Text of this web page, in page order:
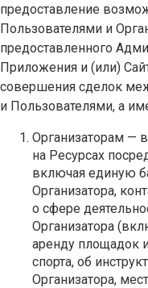
предоставление
Пользователями и
предоставленного
Приложения и (или)
совершения сделок
и Пользователями, а
Организаторам —
на Ресурсах
включая единую
Организатора,
о сфере
Организатора
аренду площадок
спорта, об
Организатора,